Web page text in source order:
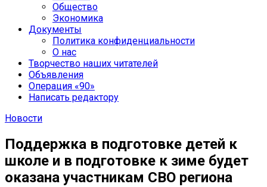
Общество
Экономика
Документы
Политика конфиденциальности
О нас
Творчество наших читателей
Объявления
Операция «90»
Написать редактору
Новости
Поддержка в подготовке детей к
школе и в подготовке к зиме будет
оказана участникам СВО региона